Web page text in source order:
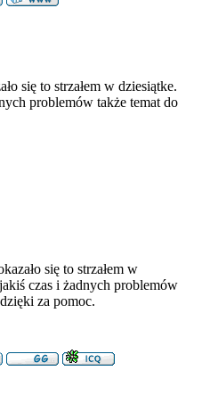
się to strzałem w dziesiątke.
problemów także temat do
się to strzałem w
czas i żadnych problemów
za pomoc.